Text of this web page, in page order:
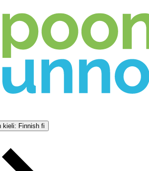
kieli: Finnish fi